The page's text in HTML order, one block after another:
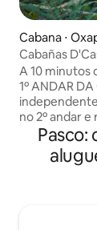
Cabana ⋅
Cabañas
A 10 minutos de
1º ANDAR
independente (os proprietários moram
no 2º andar
Quarto
casal, TV e
com água
Pasco: